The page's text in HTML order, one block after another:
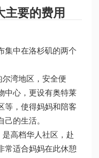
主要的费用
集中在洛杉矶的两个
湾地区，安全便
中心，更设有奥特莱
等，使得妈妈和陪客
的生活。
高档华人社区，赴
常适合妈妈在此休憩